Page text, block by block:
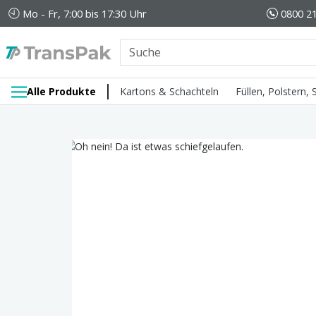
Mo - Fr, 7:00 bis 17:30 Uhr 0800
Alle Produkte Kartons & Schachteln Füllen, Polstern,